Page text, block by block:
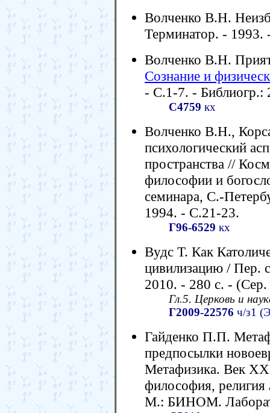
Волченко В.Н.
Терминатор. -
Волченко В.Н.
Сознание и
- С.1-7. - Библиогр.:
С4759 кх
Волченко В.Н.,
психологический
пространства //
философии и
семинара, С.-
1994. - С.21-23.
Г96-6529 кх
Вудс Т. Как
цивилизацию /
2010. - 280 с. -
Гл.5. Церковь и
Г2009-22576 ч/з1
Гайденко П.П.
предпосылки
Метафизика. Век
философия,
М.: БИНОМ.